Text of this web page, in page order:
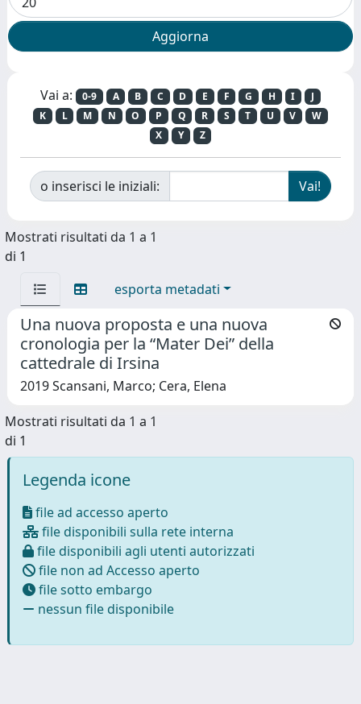
Vai a: 0-9 A B C D E F G H I
J
K
L M N O P Q R S T U V
W
X
Y Z
o inserisci le iniziali:
Mostrati risultati da 1 a 1
di 1
esporta metadati
Una nuova proposta e una nuova
cronologia per la “Mater Dei” della
cattedrale di Irsina
2019 Scansani, Marco; Cera, Elena
Mostrati risultati da 1 a 1
di 1
Legenda icone
file ad accesso aperto
file disponibili sulla rete interna
file disponibili agli utenti autorizzati
file non ad Accesso aperto
file sotto embargo
nessun file disponibile